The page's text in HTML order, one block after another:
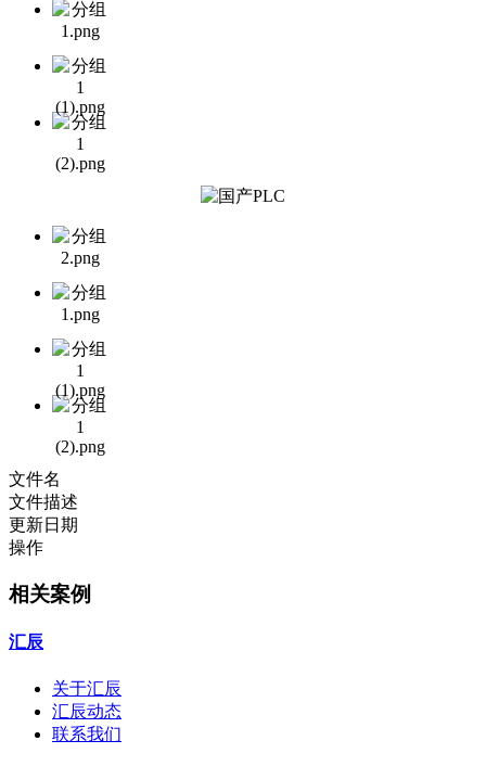
文件名
文件描述
更新日期
操作
相关案例
汇辰
关于汇辰
汇辰动态
联系我们